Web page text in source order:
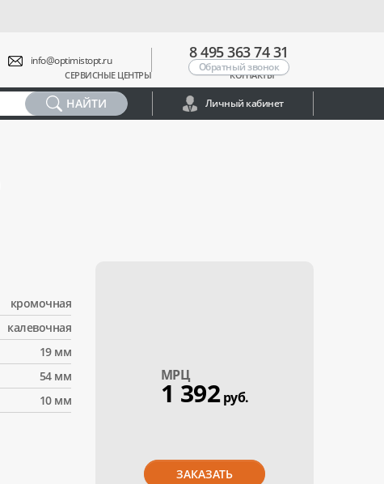
СЕРВИСНЫЕ ЦЕНТРЫ КОНТАКТЫ
info@optimistopt.ru 8 495 363 74 31
Обратный звонок
НАЙТИ Личный кабинет
кромочная
калевочная
19 мм
54 мм
10 мм
МPЦ
1 392руб.
ЗАКАЗАТЬ